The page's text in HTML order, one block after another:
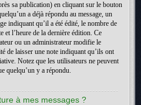
sa publication) en cliquant sur le bouton
a déjà répondu au message, un
indiquant qu’il a été édité, le nombre de
et l’heure de la dernière édition. Ce
ou un administrateur modifie le
de laisser une note indiquant qu’ils ont
Notez que les utilisateurs ne peuvent
quelqu’un y a répondu.
à mes messages ?